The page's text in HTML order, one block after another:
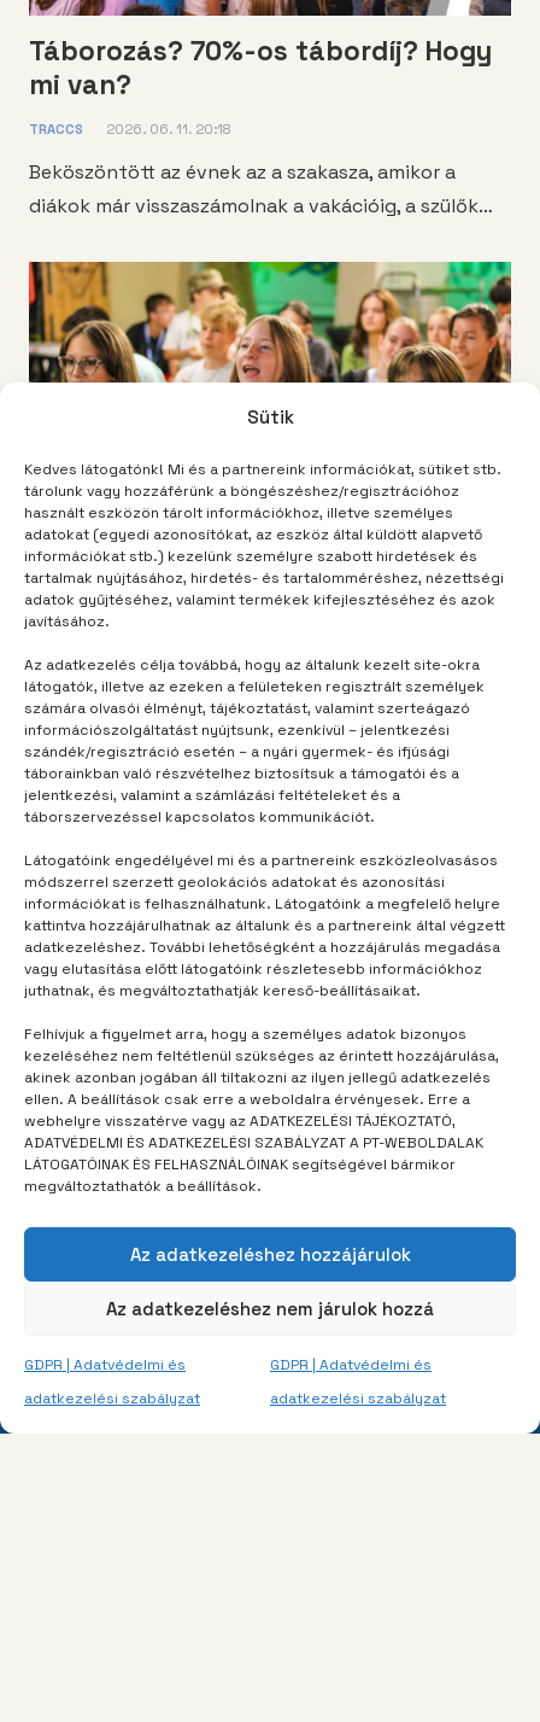
Sütik
Kedves látogatónk! Mi és a partnereink információkat, sütiket stb.
tárolunk vagy hozzáférünk a böngészéshez/regisztrációhoz
használt eszközön tárolt információkhoz, illetve személyes
adatokat (egyedi azonosítókat, az eszköz által küldött alapvető
információkat stb.) kezelünk személyre szabott hirdetések és
tartalmak nyújtásához, hirdetés- és tartalomméréshez, nézettségi
adatok gyűjtéséhez, valamint termékek kifejlesztéséhez és azok
javításához.
Az adatkezelés célja továbbá, hogy az általunk kezelt site-okra
látogatók, illetve az ezeken a felületeken regisztrált személyek
számára olvasói élményt, tájékoztatást, valamint szerteágazó
információszolgáltatást nyújtsunk, ezenkívül – jelentkezési
szándék/regisztráció esetén – a nyári gyermek- és ifjúsági
táborainkban való részvételhez biztosítsuk a támogatói és a
jelentkezési, valamint a számlázási feltételeket és a
táborszervezéssel kapcsolatos kommunikációt.
Látogatóink engedélyével mi és a partnereink eszközleolvasásos
módszerrel szerzett geolokációs adatokat és azonosítási
információkat is felhasználhatunk. Látogatóink a megfelelő helyre
kattintva hozzájárulhatnak az általunk és a partnereink által végzett
adatkezeléshez. További lehetőségként a hozzájárulás megadása
vagy elutasítása előtt látogatóink részletesebb információkhoz
juthatnak, és megváltoztathatják kereső-beállításaikat.
Felhívjuk a figyelmet arra, hogy a személyes adatok bizonyos
kezeléséhez nem feltétlenül szükséges az érintett hozzájárulása,
akinek azonban jogában áll tiltakozni az ilyen jellegű adatkezelés
ellen. A beállítások csak erre a weboldalra érvényesek. Erre a
webhelyre visszatérve vagy az ADATKEZELÉSI TÁJÉKOZTATÓ,
ADATVÉDELMI ÉS ADATKEZELÉSI SZABÁLYZAT A PT-WEBOLDALAK
LÁTOGATÓINAK ÉS FELHASZNÁLÓINAK segítségével bármikor
megváltoztathatók a beállítások.
Az adatkezeléshez hozzájárulok
Az adatkezeléshez nem járulok hozzá
GDPR | Adatvédelmi és
adatkezelési szabályzat
GDPR | Adatvédelmi és
adatkezelési szabályzat
Táborozás? 70%-os tábordíj? Hogy
mi van?
TRACCS 2026. 06. 11. 20:18
Beköszöntött az évnek az a szakasza, amikor a
diákok már visszaszámolnak a vakációig, a szülők…
Kedvezményes táborozás, iskolák,
figyelem!
TRACCS 2026. 06. 10. 18:07
Hiszünk abban, hogy a nyári tábor több mint
vakáció: olyan közösségi tér, ahol új barátságok…
Még több
Gyerektáborok.com